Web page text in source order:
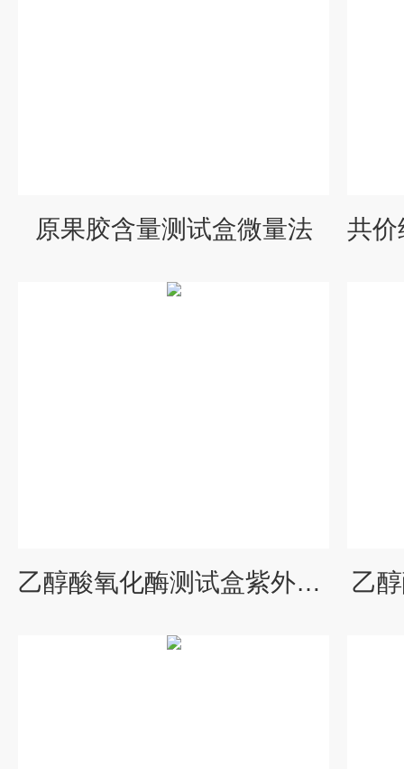
原果胶含量测试盒微量法
乙醇酸氧化酶测试盒紫外分光光度法 乙